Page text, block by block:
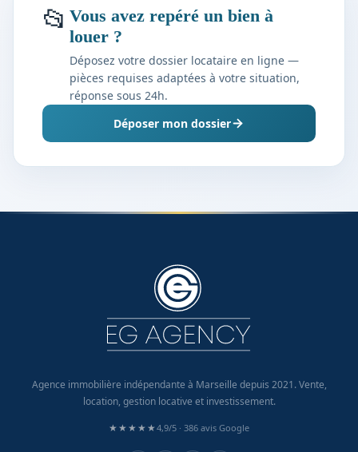
📂 Vous avez repéré un bien à
louer ?
Déposez votre dossier locataire en ligne —
pièces requises adaptées à votre situation,
réponse sous 24h.
Déposer mon dossier
Agence immobilière indépendante à Marseille depuis 2021. Vente,
location, gestion locative et investissement.
★★★★★4,9/5 · 386 avis Google